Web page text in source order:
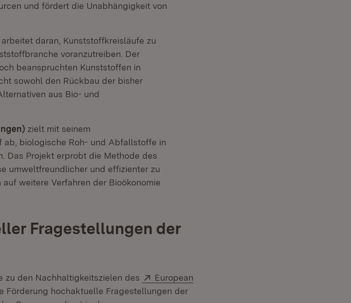
und fördert die Unabhängigkeit von
arbeitet daran, Kunststoffkreisläufe zu
voranzutreiben. Der
beanspruchten Kunststoffen in
sowohl den Rückbau der bisher
aus Bio- und
zielt mit seinem
ab, biologische Roh- und Abfallstoffe in
Das Projekt erprobt die Methode des
umweltfreundlicher und effizienter zu
weitere Verfahren der Bioökonomie
Fragestellungen der
zu den Nachhaltigkeitszielen des Extern:
European
Förderung hochaktuelle Fragestellungen der